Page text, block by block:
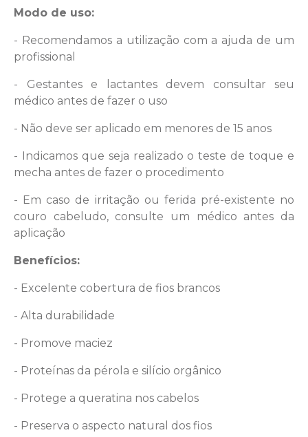
Modo de uso:
- Recomendamos a utilização com a ajuda de um
profissional
- Gestantes e lactantes devem consultar seu
médico antes de fazer o uso
- Não deve ser aplicado em menores de 15 anos
- Indicamos que seja realizado o teste de toque e
mecha antes de fazer o procedimento
- Em caso de irritação ou ferida pré-existente no
couro cabeludo, consulte um médico antes da
aplicação
Benefícios:
- Excelente cobertura de fios brancos
- Alta durabilidade
- Promove maciez
- Proteínas da pérola e silício orgânico
- Protege a queratina nos cabelos
- Preserva o aspecto natural dos fios